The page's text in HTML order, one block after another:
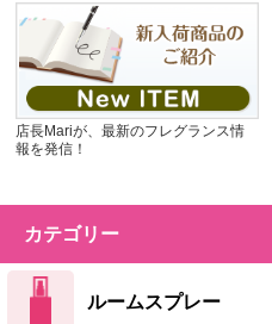
店長Mariが、最新のフレグランス情
報を発信！
カテゴリー
ルームスプレー